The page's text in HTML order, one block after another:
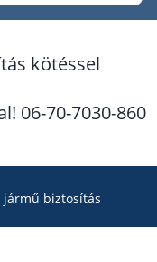
kötéssel
06-70-7030-860
jármű biztosítás